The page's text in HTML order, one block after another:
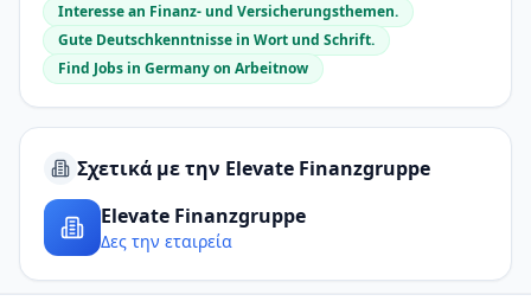
Interesse an Finanz- und Versicherungsthemen.
Gute Deutschkenntnisse in Wort und Schrift.
Find Jobs in Germany on Arbeitnow
Σχετικά με την Elevate Finanzgruppe
Elevate Finanzgruppe
Δες την εταιρεία